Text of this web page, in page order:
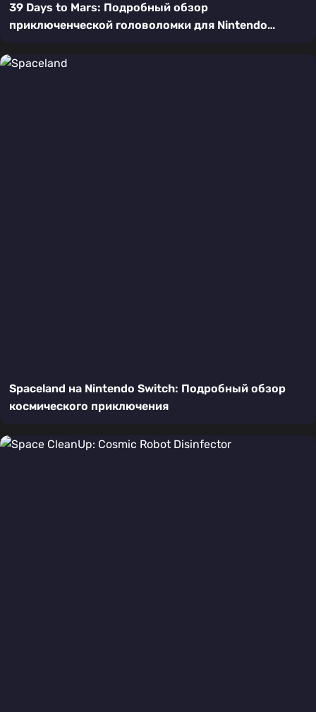
39 Days to Mars: Подробный обзор
приключенческой головоломки для Nintendo
Spaceland на Nintendo Switch: Подробный обзор
космического приключения